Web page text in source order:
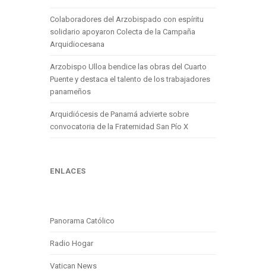
Colaboradores del Arzobispado con espíritu
solidario apoyaron Colecta de la Campaña
Arquidiocesana
Arzobispo Ulloa bendice las obras del Cuarto
Puente y destaca el talento de los trabajadores
panameños
Arquidiócesis de Panamá advierte sobre
convocatoria de la Fraternidad San Pío X
ENLACES
Panorama Católico
Radio Hogar
Vatican News